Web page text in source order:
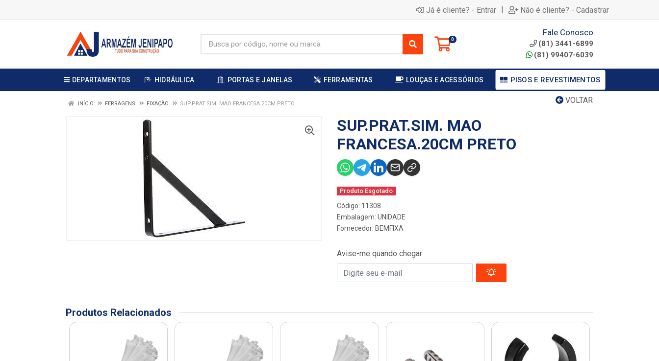
Já é cliente? - Entrar | Não é cliente? - Cadastrar
0
Fale Conosco
(81) 3441-6899
(81) 99407-6039
DEPARTAMENTOS HIDRÁULICA PORTAS E JANELAS FERRAMENTAS LOUÇAS E ACESSÓRIOS PISOS E REVESTIMENTOS
VOLTAR
INÍCIO FERRAGENS FIXAÇÃO SUP.PRAT.SIM. MAO FRANCESA.20CM PRETO
SUP.PRAT.SIM. MAO
FRANCESA.20CM PRETO
Produto Esgotado
Código: 11308
Embalagem: UNIDADE
Fornecedor: BEMFIXA
Avise-me quando chegar
Produtos Relacionados